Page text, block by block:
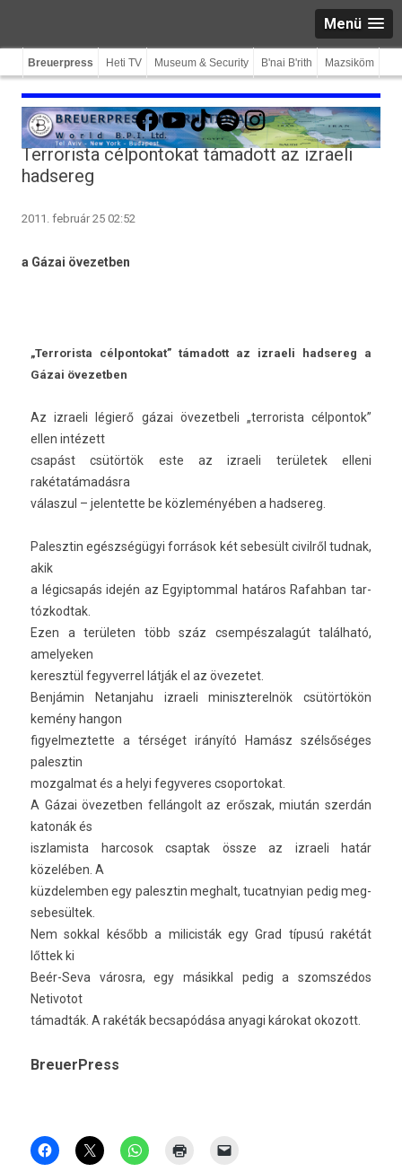
Menü
Breuerpress Heti TV Museum & Security B'nai B'rith Mazsiköm
Facebook
YouTube
TikTokSpotifyInstagram
Terrorista célpontokat támadott az izraeli
hadsereg
2011. február 25 02:52
a Gázai övezetb­en
„Ter­roris­ta cél­pontokat” támadott az iz­raeli had­sereg a
Gázai övezetb­en
Az iz­raeli légierő gázai övezet­beli „ter­roris­ta cél­pontok”
ellen intézett
csapást csütörtök este az iz­raeli területek el­leni
rakétatámadásra
válas­zul – jelen­tette be közleményében a had­sereg.
Palesztin egészségügyi források két sebesült civil­ről tud­nak,
akik
a légic­sapás idején az Egyip­tomm­al határos Rafah­ban tar­
tózkod­tak.
Ezen a területen több száz csem­pészalagút található,
amelyek­en
keresztül fegyver­rel látják el az övezetet.
Benjámin Netan­jahu iz­raeli miniszterel­nök csütörtökön
kemény han­gon
figyel­meztet­te a térséget irányító Hamász szélsőséges
palesztin
moz­galmat és a helyi fegyveres csopor­tokat.
A Gázai övezetb­en fellángolt az erőszak, miután szerdán
katonák és
iszlamis­ta har­cosok csap­tak össze az iz­raeli határ
közelében. A
küz­delemb­en egy palesztin meg­halt, tucat­nyian pedig meg­
sebesül­tek.
Nem sokk­al később a milicis­ták egy Grad típusú rakétát
lőttek ki
Beér-Seva városra, egy másikk­al pedig a szomszédos
Netivotot
támadták. A rakéták be­csapódása an­yagi károkat okozott.
BreuerPress